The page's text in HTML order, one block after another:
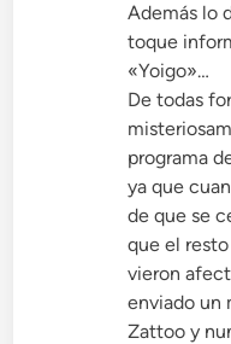
Además lo
toque
«Yoigo»…
De todas
programa
ya que
de que se
que el
vieron
enviado un
Zattoo y